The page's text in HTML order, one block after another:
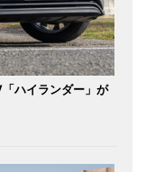
ハイランダー」が